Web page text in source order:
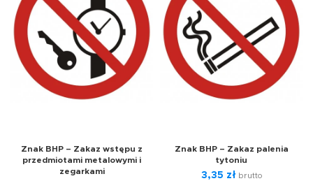
Znak BHP – Zakaz wstępu z
przedmiotami metalowymi i
zegarkami
Znak BHP – Zakaz palenia
tytoniu
3,35 zł brutto